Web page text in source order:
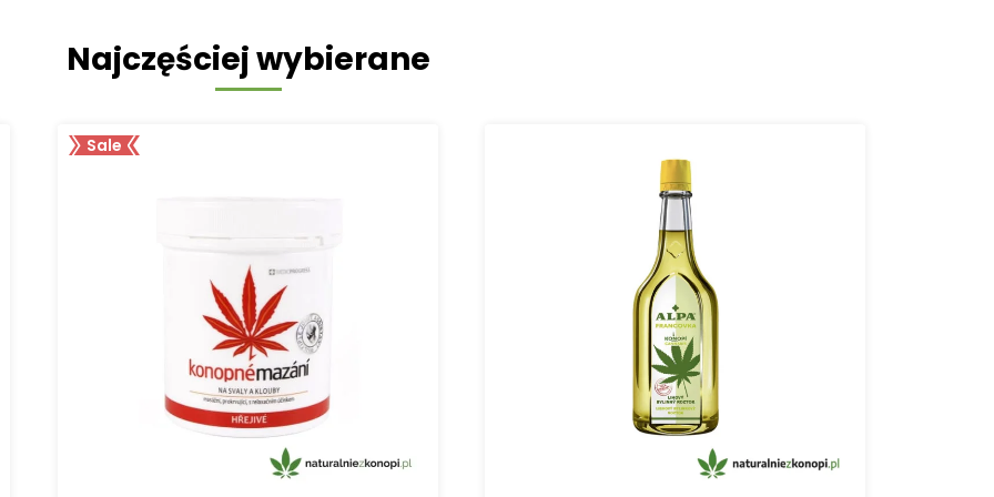
Najczęściej wybierane
Sale